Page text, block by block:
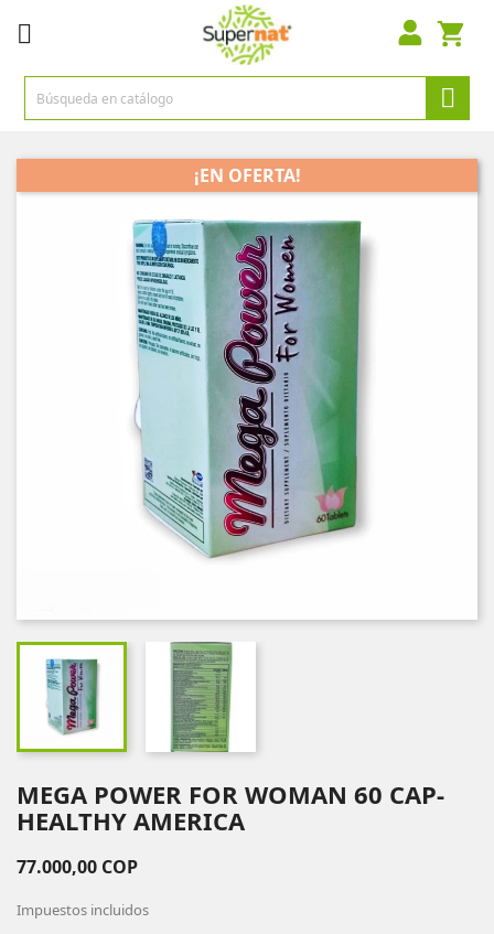


¡EN OFERTA!
MEGA POWER FOR WOMAN 60 CAP-
HEALTHY AMERICA
77.000,00 COP
Impuestos incluidos